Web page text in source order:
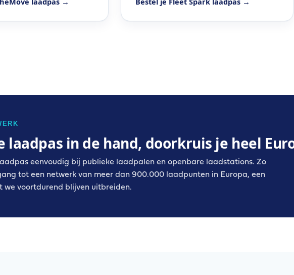
laadpas in de hand, doorkruis je heel
eenvoudig bij publieke laadpalen en openbare laadstations. Zo
tot een netwerk van meer dan 900.000 laadpunten in Europa, een
we voortdurend blijven uitbreiden.